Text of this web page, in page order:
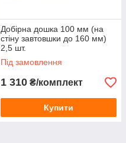
Добірна дошка 100 мм (на
стіну завтовшки до 160 мм)
2,5 шт.
Під замовлення
1 310 ₴/комплект
Купити